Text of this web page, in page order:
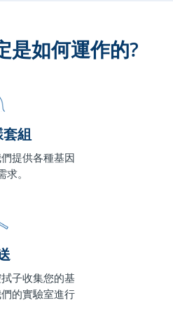
是如何運作的?
組
提供各種基因
。
子收集您的基
的實驗室進行